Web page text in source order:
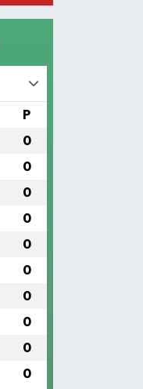
P
0
0
0
0
0
0
0
0
0
0